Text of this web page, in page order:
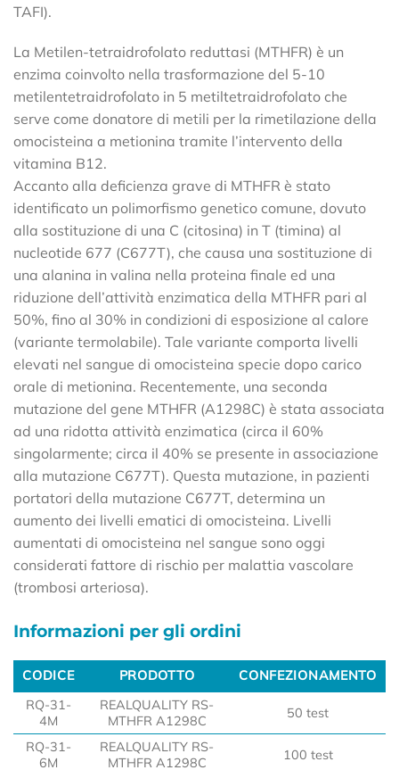
TAFI).
La Metilen-tetraidrofolato reduttasi (MTHFR) è un
enzima coinvolto nella trasformazione del 5-10
metilentetraidrofolato in 5 metiltetraidrofolato che
serve come donatore di metili per la rimetilazione della
omocisteina a metionina tramite l’intervento della
vitamina B12.
Accanto alla deficienza grave di MTHFR è stato
identificato un polimorfismo genetico comune, dovuto
alla sostituzione di una C (citosina) in T (timina) al
nucleotide 677 (C677T), che causa una sostituzione di
una alanina in valina nella proteina finale ed una
riduzione dell’attività enzimatica della MTHFR pari al
50%, fino al 30% in condizioni di esposizione al calore
(variante termolabile). Tale variante comporta livelli
elevati nel sangue di omocisteina specie dopo carico
orale di metionina. Recentemente, una seconda
mutazione del gene MTHFR (A1298C) è stata associata
ad una ridotta attività enzimatica (circa il 60%
singolarmente; circa il 40% se presente in associazione
alla mutazione C677T). Questa mutazione, in pazienti
portatori della mutazione C677T, determina un
aumento dei livelli ematici di omocisteina. Livelli
aumentati di omocisteina nel sangue sono oggi
considerati fattore di rischio per malattia vascolare
(trombosi arteriosa).
Informazioni per gli ordini
CODICE PRODOTTO
CONFEZIONAMENTO
CODICE
PRODOTTO CONFEZIONAMENTO
RQ-31-
4M
REALQUALITY RS-
MTHFR A1298C
50 test
RQ-31-
6M
REALQUALITY RS-
MTHFR A1298C
100 test